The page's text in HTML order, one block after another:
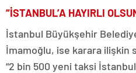
“İSTANBUL’A HAYIRLI
İstanbul Büyükşehir
İmamoğlu, ise karara ilişkin
“2 bin 500 yeni taksi